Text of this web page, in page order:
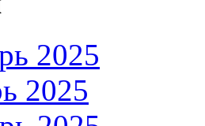
2025
2025